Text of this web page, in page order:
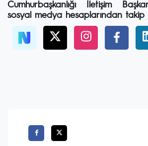
Cumhurbaşkanlığı İletişim
sosyal medya hesaplarından takip